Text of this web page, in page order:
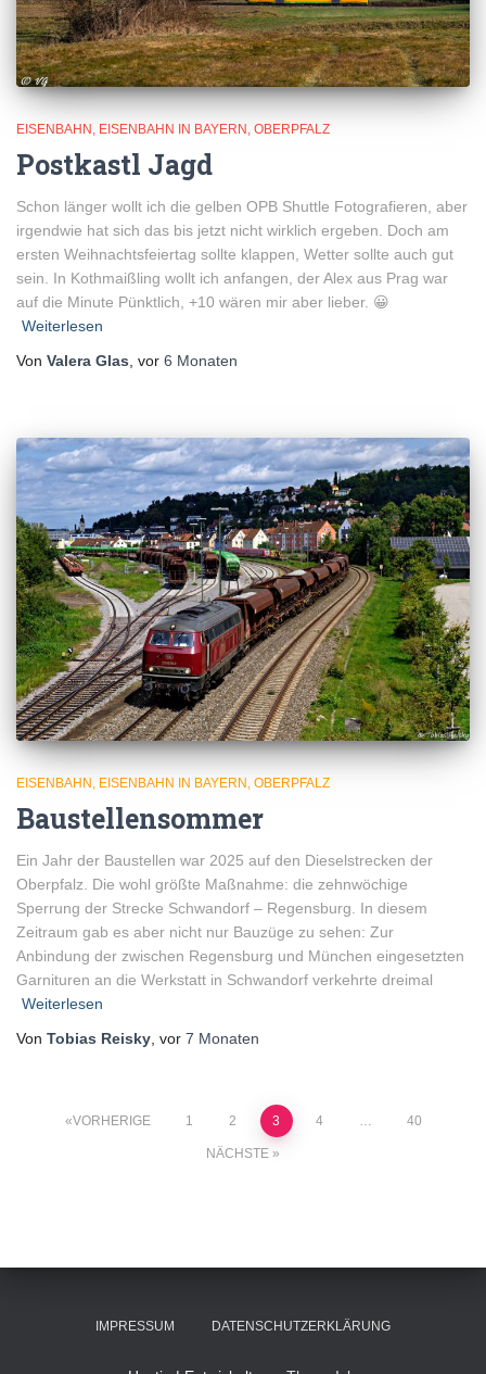
EISENBAHN EISENBAHN IN BAYERN OBERPFALZ
Postkastl Jagd
Schon länger wollt ich die gelben OPB Shuttle Fotografieren, aber
irgendwie hat sich das bis jetzt nicht wirklich ergeben. Doch am
ersten Weihnachtsfeiertag sollte klappen, Wetter sollte auch gut
sein. In Kothmaißling wollt ich anfangen, der Alex aus Prag war
auf die Minute Pünktlich, +10 wären mir aber lieber. 😀
Weiterlesen
Von Valera Glas , vor 6 Monaten
EISENBAHN EISENBAHN IN BAYERN OBERPFALZ
Baustellensommer
Ein Jahr der Baustellen war 2025 auf den Dieselstrecken der
Oberpfalz. Die wohl größte Maßnahme: die zehnwöchige
Sperrung der Strecke Schwandorf – Regensburg. In diesem
Zeitraum gab es aber nicht nur Bauzüge zu sehen: Zur
Anbindung der zwischen Regensburg und München eingesetzten
Garnituren an die Werkstatt in Schwandorf verkehrte dreimal
Weiterlesen
Von Tobias Reisky , vor 7 Monaten
Seitennummerierung
VORHERIGE 1 2 3 4 40
NÄCHSTE
IMPRESSUM DATENSCHUTZERKLÄRUNG